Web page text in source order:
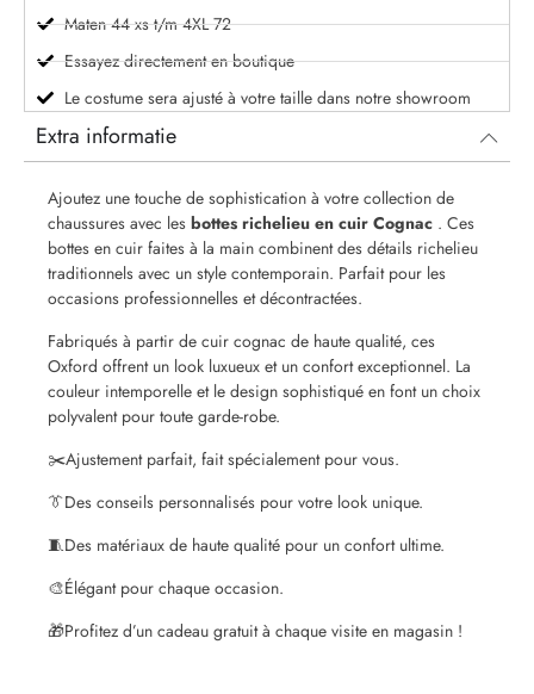
Maten 44 xs t/m 4XL 72
Essayez directement en boutique
Le costume sera ajusté à votre taille dans notre showroom
Extra informatie
Ajoutez une touche de sophistication à votre collection de
chaussures avec les bottes richelieu en cuir Cognac . Ces
bottes en cuir faites à la main combinent des détails richelieu
traditionnels avec un style contemporain. Parfait pour les
occasions professionnelles et décontractées.
Fabriqués à partir de cuir cognac de haute qualité, ces
Oxford offrent un look luxueux et un confort exceptionnel. La
couleur intemporelle et le design sophistiqué en font un choix
polyvalent pour toute garde-robe.
✂️Ajustement parfait, fait spécialement pour vous.
👔Des conseils personnalisés pour votre look unique.
🧵Des matériaux de haute qualité pour un confort ultime.
🎨Élégant pour chaque occasion.
🎁Profitez d’un cadeau gratuit à chaque visite en magasin !